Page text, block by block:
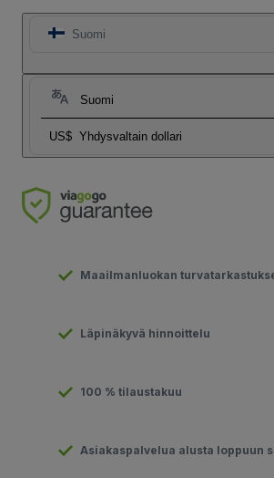
Suomi
Suomi
US$ Yhdysvaltain dollari
Maailmanluokan
Läpinäkyvä hinnoittelu
100 % tilaustakuu
Asiakaspalvelua alusta loppuun